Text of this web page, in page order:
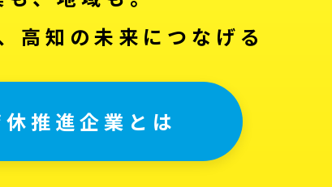
高知の未来につなげる
推進企業とは